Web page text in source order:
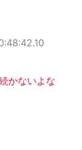
かないよな